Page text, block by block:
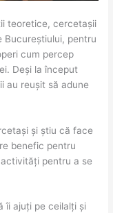
teoretice, cercetașii
Bucureștiului, pentru
cum percep
Deși la început
au reușit să adune
și știu că face
benefic pentru
pentru a se
îi ajuți pe ceilalți și